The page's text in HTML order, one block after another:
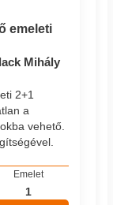
emeleti
Mihály
2+1
a
vehető.
Emelet
1